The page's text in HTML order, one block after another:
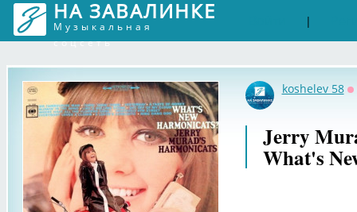
НА ЗАВАЛИНКЕ
Музыкальная
соцсеть
|
koshelev 58
Jerry
What's